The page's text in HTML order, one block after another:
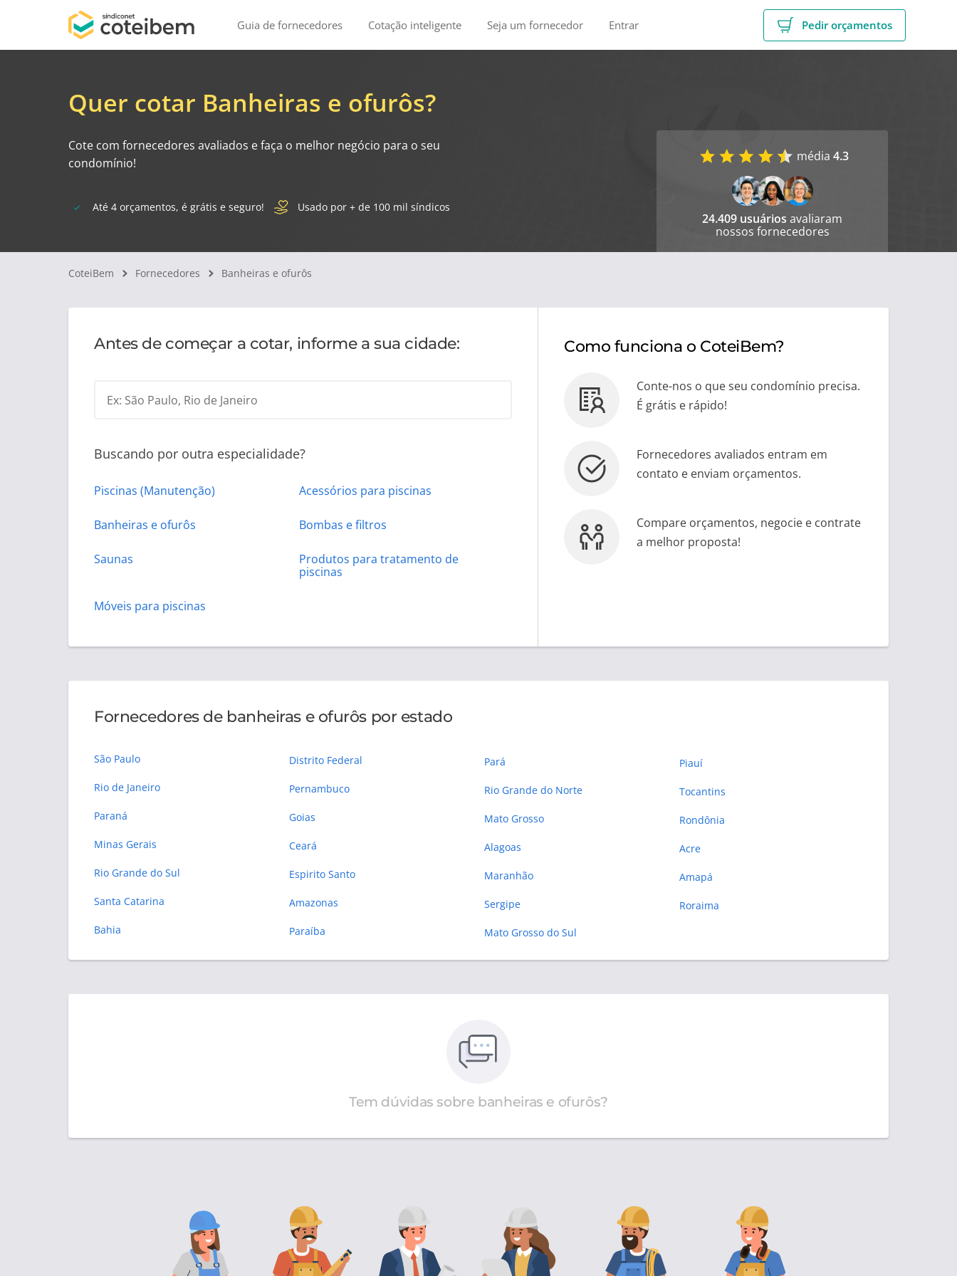
Guia de fornecedores Cotação inteligente Seja um fornecedor Entrar Pedir orçamentos
Quer cotar Banheiras e ofurôs?
Cote com fornecedores avaliados e faça o melhor negócio para o seu
condomínio!
Até 4 orçamentos, é grátis e seguro! Usado por + de 100 mil síndicos
média 4.3
24.409 usuários avaliaram
nossos fornecedores
CoteiBem Fornecedores Banheiras e ofurôs
Antes de começar a cotar, informe a sua cidade:
Ex: São Paulo, Rio de Janeiro
Buscando por outra especialidade?
Piscinas (Manutenção) Acessórios para piscinas
Banheiras e ofurôs Bombas e filtros
Saunas
Produtos para tratamento de
piscinas
Móveis para piscinas
Como funciona o CoteiBem?
Conte-nos o que seu condomínio precisa.
É grátis e rápido!
Fornecedores avaliados entram em
contato e enviam orçamentos.
Compare orçamentos, negocie e contrate
a melhor proposta!
Fornecedores de banheiras e ofurôs por estado
São Paulo
Rio de Janeiro
Paraná
Minas Gerais
Rio Grande do Sul
Santa Catarina
Bahia
Distrito Federal
Pernambuco
Goias
Ceará
Espirito Santo
Amazonas
Paraíba
Pará
Rio Grande do Norte
Mato Grosso
Alagoas
Maranhão
Sergipe
Mato Grosso do Sul
Piauí
Tocantins
Rondônia
Acre
Amapá
Roraima
Tem dúvidas sobre banheiras e ofurôs?